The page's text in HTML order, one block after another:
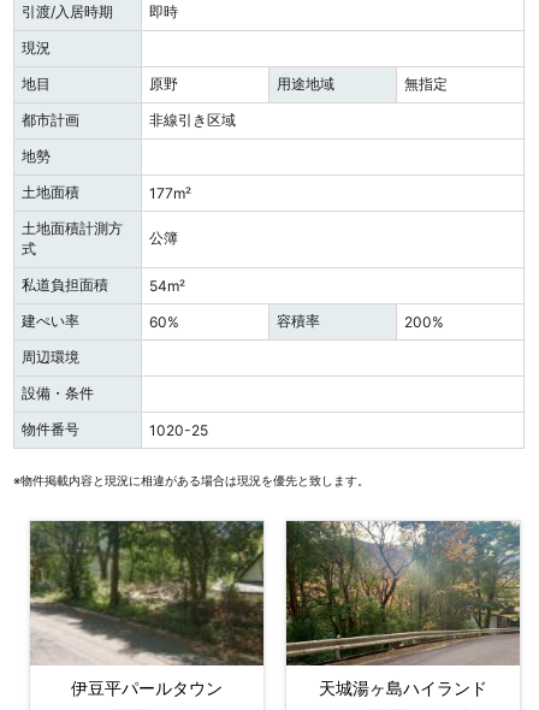
引渡/入居時期
即時
現況
地目
原野 用途地域
無指定
都市計画
非線引き区域
地勢
土地面積
177m²
土地面積計測方
式
公簿
私道負担面積
54m²
建ぺい率
60% 容積率
200%
周辺環境
設備・条件
物件番号
1020-25
※物件掲載内容と現況に相違がある場合は現況を優先と致します。
伊豆平パールタウン
天城湯ヶ島ハイランド